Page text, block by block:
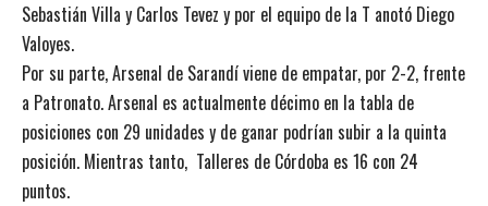
Sebastián Villa y Carlos Tevez y por el equipo de la T anotó Diego
Valoyes.
Por su parte, Arsenal de Sarandí viene de empatar, por 2-2, frente
a Patronato. Arsenal es actualmente décimo en la tabla de
posiciones con 29 unidades y de ganar podrían subir a la quinta
posición. Mientras tanto, Talleres de Córdoba es 16 con 24
puntos.